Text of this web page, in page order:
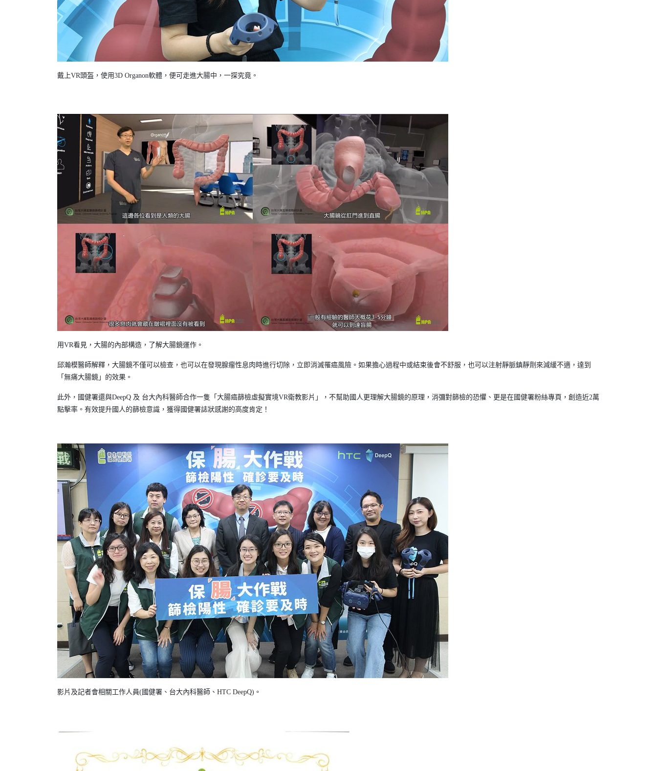
戴上VR頭盔，使用3D Organon軟體，便可走進大腸中，一探究竟。
用VR看見，大腸的內部構造，了解大腸鏡運作。
邱瀚模醫師解釋，大腸鏡不僅可以檢查，也可以在發現腺瘤性息肉時進行切除，立即消滅罹癌風險。如果擔心過程中或結束後會不舒服，也可以注射靜脈鎮靜劑來減緩不適，達到
「無痛大腸鏡」的效果。
此外，國健署還與DeepQ 及 台大內科醫師合作一隻「大腸癌篩檢虛擬實境VR衛教影片」，不幫助國人更理解大腸鏡的原理，消彌對篩檢的恐懼、更是在國健署粉絲專頁，創造近2萬
點擊率。有效提升國人的篩檢意識，獲得國健署誌狀感謝的高度肯定！
影片及記者會相關工作人員(國健署、台大內科醫師、HTC DeepQ)。